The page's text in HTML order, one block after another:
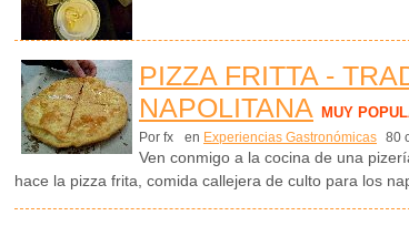
PIZZA FRITTA -
NAPOLITANA MUY
Por fx en Experiencias Gastronómicas 80
Ven conmigo a la cocina de una
hace la pizza frita, comida callejera de culto para los